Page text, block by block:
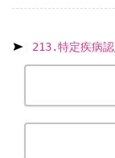
213.特定疾病